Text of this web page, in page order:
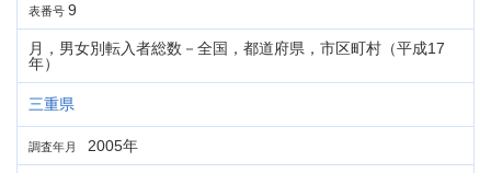
表番号 9
月，男女別転入者総数－全国，都道府県，市区町村（平成17
年）
三重県
調査年月 2005年